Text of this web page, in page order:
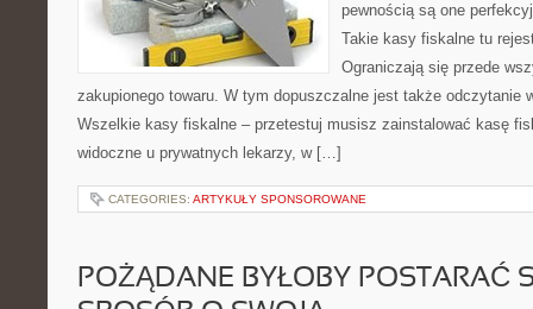
pewnością są one
Takie kasy fiskalne tu
Ograniczają się przede
zakupionego towaru. W tym dopuszczalne jest także odczytanie
Wszelkie kasy fiskalne – przetestuj musisz zainstalować kasę
widoczne u prywatnych lekarzy, w […]
CATEGORIES: ARTYKUŁY SPONSOROWANE
POŻĄDANE BYŁOBY POSTARAĆ